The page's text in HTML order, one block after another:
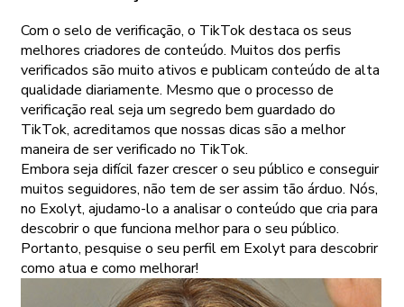
Com o selo de verificação, o TikTok destaca os seus
melhores criadores de conteúdo. Muitos dos perfis
verificados são muito ativos e publicam conteúdo de alta
qualidade diariamente. Mesmo que o processo de
verificação real seja um segredo bem guardado do
TikTok, acreditamos que nossas dicas são a melhor
maneira de ser verificado no TikTok.
Embora seja difícil fazer crescer o seu público e conseguir
muitos seguidores, não tem de ser assim tão árduo. Nós,
no Exolyt, ajudamo-lo a analisar o conteúdo que cria para
descobrir o que funciona melhor para o seu público.
Portanto, pesquise o seu perfil em Exolyt para descobrir
como atua e como melhorar!